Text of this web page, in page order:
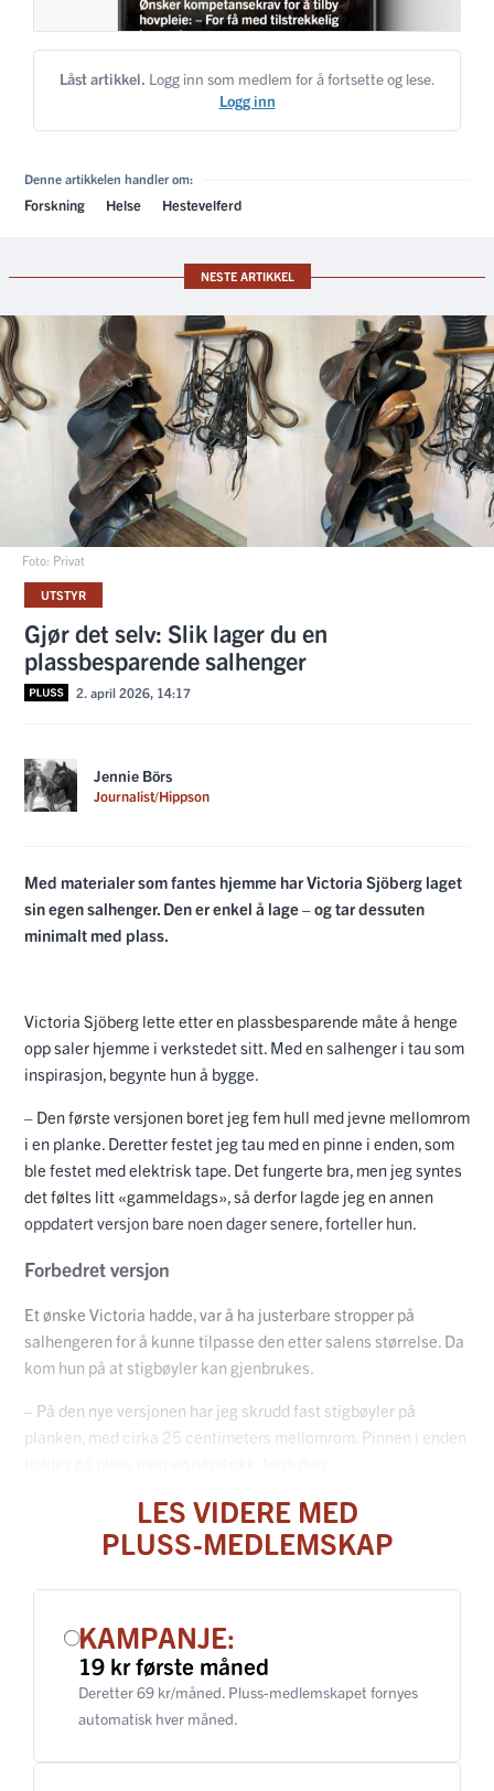
Låst artikkel. Logg inn som medlem for å fortsette og lese.
Logg inn
Denne artikkelen handler om:
Forskning Helse Hestevelferd
NESTE ARTIKKEL
Foto: Privat
UTSTYR
Gjør det selv: Slik lager du en
plassbesparende salhenger
2. april 2026, 14:17
Jennie Börs
Journalist/Hippson
Med materialer som fantes hjemme har Victoria Sjöberg laget
sin egen salhenger. Den er enkel å lage – og tar dessuten
minimalt med plass.
Victoria Sjöberg lette etter en plassbesparende måte å henge
opp saler hjemme i verkstedet sitt. Med en salhenger i tau som
inspirasjon, begynte hun å bygge.
– Den første versjonen boret jeg fem hull med jevne mellomrom
i en planke. Deretter festet jeg tau med en pinne i enden, som
ble festet med elektrisk tape. Det fungerte bra, men jeg syntes
det føltes litt «gammeldags», så derfor lagde jeg en annen
oppdatert versjon bare noen dager senere, forteller hun.
Forbedret versjon
Et ønske Victoria hadde, var å ha justerbare stropper på
salhengeren for å kunne tilpasse den etter salens størrelse. Da
kom hun på at stigbøyler kan gjenbrukes.
– På den nye versjonen har jeg skrudd fast stigbøyler på
planken, med cirka 25 centimeters mellomrom. Pinnen i enden
LES VIDERE MED
PLUSS-MEDLEMSKAP
KAMPANJE:
19 kr første måned
Deretter 69 kr/måned. Pluss-medlemskapet fornyes
automatisk hver måned.